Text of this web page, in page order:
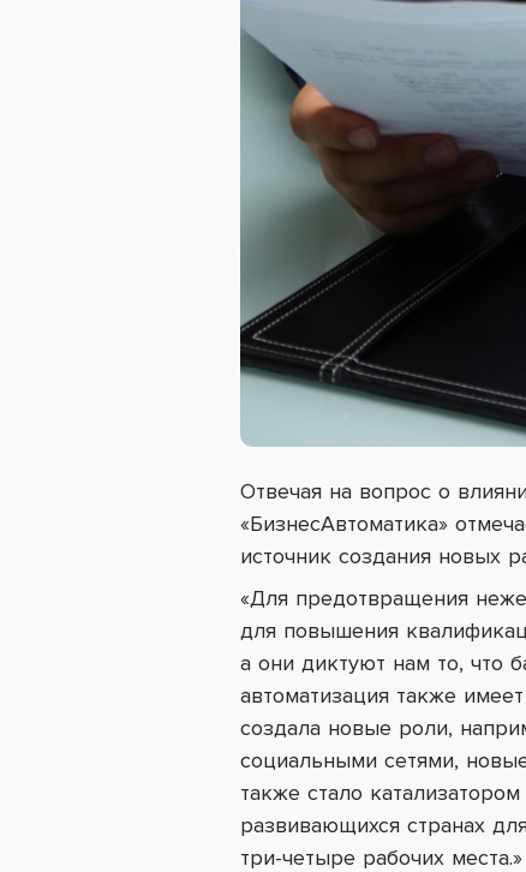
Отвечая на вопрос о
«БизнесАвтоматика»
источник создания новых
«Для предотвращения
для повышения
а они диктуют нам то, что
автоматизация также
создала новые роли,
социальными сетями,
также стало
развивающихся странах
три-четыре рабочих места.»